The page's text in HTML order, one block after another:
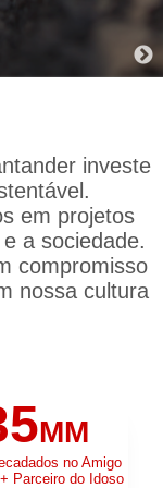
investe
em projetos
a sociedade.
compromisso
nossa cultura
MM
no Amigo
Parceiro do Idoso